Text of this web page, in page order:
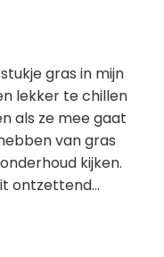
gras in mijn
lekker te chillen
als ze mee gaat
van gras
kijken.
ontzettend…